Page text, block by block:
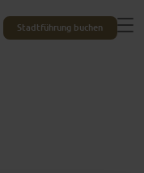
Stadtführung buchen